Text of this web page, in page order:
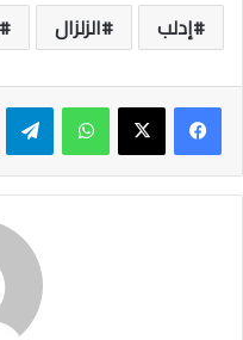
إدلب الزلزال
واتساب